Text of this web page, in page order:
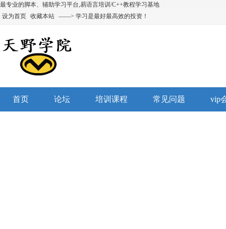
最专业的脚本、辅助学习平台,易语言培训/C++教程学习基地
设为首页 收藏本站 ——> 学习是最好最高效的投资！
首页 论坛 培训课程 常见问题 vip